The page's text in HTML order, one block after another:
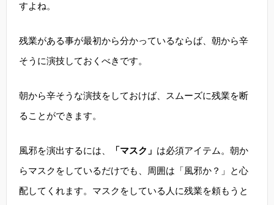
すよね。
残業がある事が最初から分かっているならば、朝から辛
そうに演技しておくべきです。
朝から辛そうな演技をしておけば、スムーズに残業を断
ることができます。
風邪を演出するには、 「マスク」 は必須アイテム。朝か
らマスクをしているだけでも、周囲は「風邪か？」と心
配してくれます。マスクをしている人に残業を頼もうと